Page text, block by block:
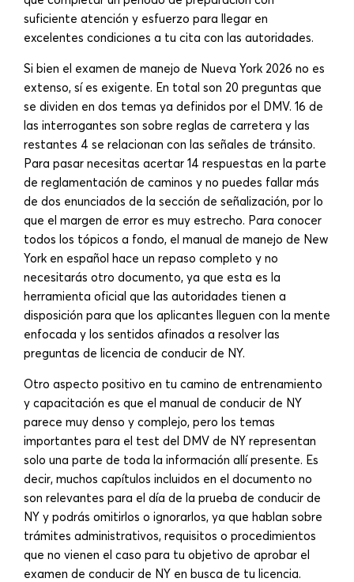
suficiente atención y esfuerzo para llegar en
excelentes condiciones a tu cita con las autoridades.
Si bien el examen de manejo de Nueva York 2026 no es
extenso, sí es exigente. En total son 20 preguntas que
se dividen en dos temas ya definidos por el DMV. 16 de
las interrogantes son sobre reglas de carretera y las
restantes 4 se relacionan con las señales de tránsito.
Para pasar necesitas acertar 14 respuestas en la parte
de reglamentación de caminos y no puedes fallar más
de dos enunciados de la sección de señalización, por lo
que el margen de error es muy estrecho. Para conocer
todos los tópicos a fondo, el manual de manejo de New
York en español hace un repaso completo y no
necesitarás otro documento, ya que esta es la
herramienta oficial que las autoridades tienen a
disposición para que los aplicantes lleguen con la mente
enfocada y los sentidos afinados a resolver las
preguntas de licencia de conducir de NY.
Otro aspecto positivo en tu camino de entrenamiento
y capacitación es que el manual de conducir de NY
parece muy denso y complejo, pero los temas
importantes para el test del DMV de NY representan
solo una parte de toda la información allí presente. Es
decir, muchos capítulos incluidos en el documento no
son relevantes para el día de la prueba de conducir de
NY y podrás omitirlos o ignorarlos, ya que hablan sobre
trámites administrativos, requisitos o procedimientos
que no vienen el caso para tu objetivo de aprobar el
examen de conducir de NY en busca de tu licencia.